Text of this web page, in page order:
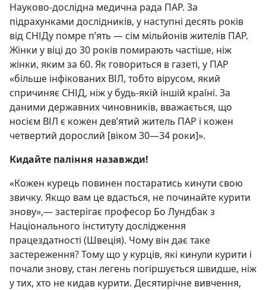
Науково-дослідна медична рада ПАР. За
підрахунками дослідників, у наступні десять років
від СНІДу помре п’ять — сім мільйонів жителів ПАР.
Жінки у віці до 30 років помирають частіше, ніж
жінки, яким за 60. Як говориться в газеті, у ПАР
«більше інфікованих ВІЛ, тобто вірусом, який
спричиняє СНІД, ніж у будь-якій іншій країні. За
даними державних чиновників, вважається, що
носієм ВІЛ є кожен дев’ятий житель ПАР і кожен
четвертий дорослий [віком 30—34 роки]».
Кидайте паління назавжди!
«Кожен курець повинен постаратись кинути свою
звичку. Якщо вам це вдасться, не починайте курити
знову»,— застерігає професор Бо Лундбак з
Національного інституту дослідження
працездатності (Швеція). Чому він дає таке
застереження? Тому що у курців, які кинули курити і
почали знову, стан легень погіршується швидше, ніж
у тих, хто не кидав курити. Десятирічне вивчення,